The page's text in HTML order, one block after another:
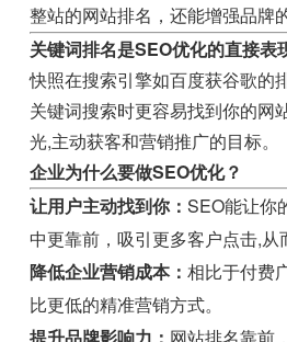
整站的网站排名，还能增强品牌
关键词排名是SEO优化的直接表
快照在搜索引擎如百度获谷歌的
关键词搜索时更容易找到你的网
光,主动获客和营销推广的目标。
企业为什么要做SEO优化？
让用户主动找到你：SEO能让你
中更靠前，吸引更多客户点击,从
降低企业营销成本：相比于付费
比更低的精准营销方式。